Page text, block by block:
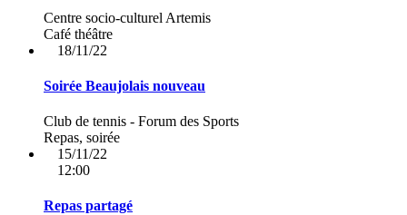
Centre socio-culturel Artemis
Café théâtre
18/11/22
Soirée Beaujolais nouveau
Club de tennis - Forum des Sports
Repas, soirée
15/11/22
12:00
Repas partagé